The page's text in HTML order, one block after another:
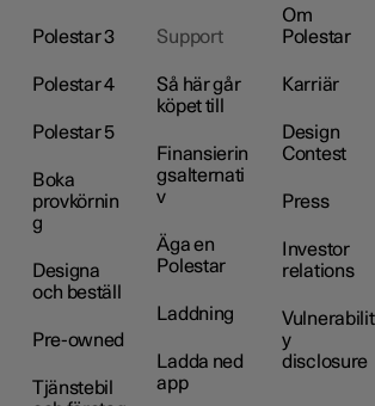
Polestar 3
Polestar 4
Polestar 5
Boka
provkörnin
g
Designa
och beställ
Pre-owned
Tjänstebil
Support
Så här går
köpet till
Finansierin
gsalternati
v
Äga en
Polestar
Laddning
Ladda ned
app
Om
Polestar
Karriär
Design
Contest
Press
Investor
relations
Vulnerabilit
y
disclosure